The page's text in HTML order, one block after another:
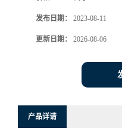
发布日期： 2023-08-11
更新日期： 2026-08-06
产品详请